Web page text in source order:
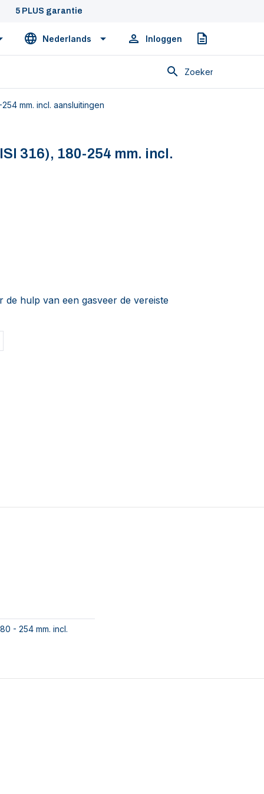
5 PLUS garantie
Nederlands Inloggen Offerte
Zoeken
mm. incl. aansluitingen
316), 180-254 mm. incl.
de hulp van een gasveer de vereiste
- 254 mm. incl.